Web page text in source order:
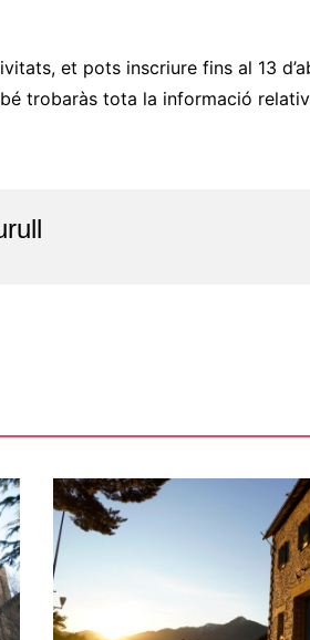
et pots inscriure fins al 13
trobaràs tota la informació